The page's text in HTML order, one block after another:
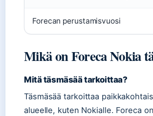
Forecan perustamisvuosi
Mikä on Foreca Nokia
Mitä täsmäsää tarkoittaa?
Täsmäsää tarkoittaa
alueelle, kuten Nokialle. Foreca